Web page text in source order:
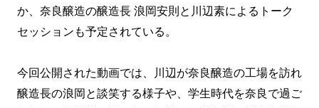
か、奈良醸造の醸造長 浪岡安則と川辺素によるトーク
セッションも予定されている。
今回公開された動画では、川辺が奈良醸造の工場を訪れ
醸造長の浪岡と談笑する様子や、学生時代を奈良で過ご